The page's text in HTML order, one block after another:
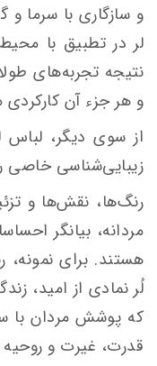
و سازگاری با سرما
لر در تطبیق با
نتیجه تجربه‌های
و هر جزء آن
از سوی دیگر، لباس
زیبایی‌شناسی خاصی
رنگ‌ها، نقش‌ها و
مردانه، بیانگر
هستند. برای
لُر نمادی از امید،
که پوشش مردان با
قدرت، غیرت و